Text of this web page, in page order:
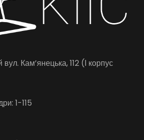
Кам’янецька, 112 (І корпус
1-115